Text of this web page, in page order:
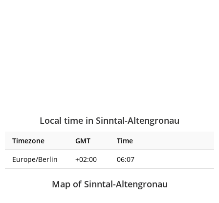
Local time in Sinntal-Altengronau
Timezone GMT
Time
Europe/Berlin
+02:00 06:07
Map of Sinntal-Altengronau